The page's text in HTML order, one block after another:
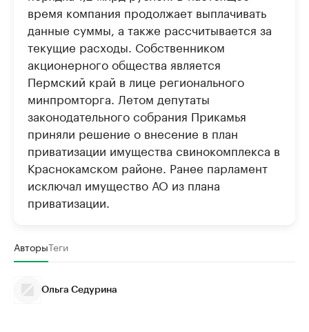
время компания продолжает выплачивать
данные суммы, а также рассчитывается за
текущие расходы. Собственником
акционерного общества является
Пермский край в лице регионального
минпромторга. Летом депутаты
законодательного собрания Прикамья
приняли решение о внесение в план
приватизации имущества свинокомплекса в
Краснокамском районе. Ранее парламент
исключал имущество АО из плана
приватизации.
АвторыТеги
Ольга Седурина